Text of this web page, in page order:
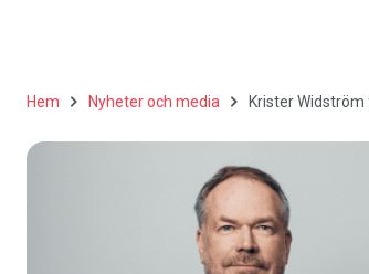
Hem Nyheter och media Krister